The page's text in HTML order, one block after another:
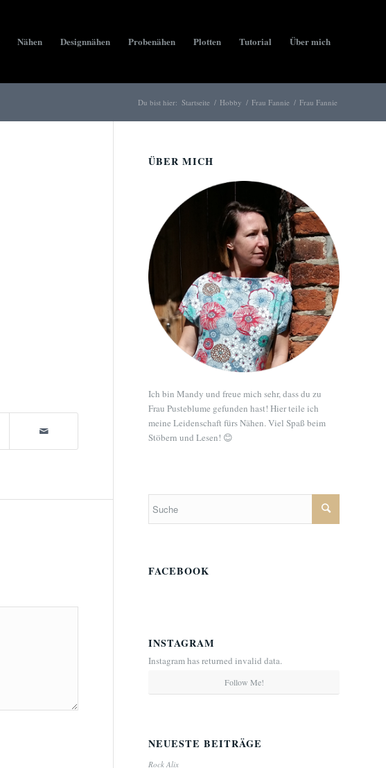
Nähen Designnähen Probenähen Plotten Tutorial Über mich
Du bist hier: Startseite / Hobby / Frau Fannie / Frau Fannie
ÜBER MICH
Ich bin Mandy und freue mich sehr, dass du zu
Frau Pusteblume gefunden hast! Hier teile ich
meine Leidenschaft fürs Nähen. Viel Spaß beim
Stöbern und Lesen! 😊
FACEBOOK
INSTAGRAM
Instagram has returned invalid data.
Follow Me!
NEUESTE BEITRÄGE
Rock Alix